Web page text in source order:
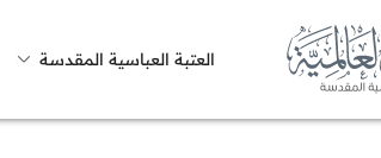
العتبة العباسية المقدسة